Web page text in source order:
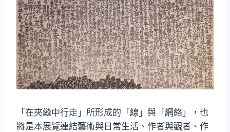
「在夾縫中行走」所形成的「線」與「網絡」，也
將是本展覽連結藝術與日常生活、作者與觀者、作